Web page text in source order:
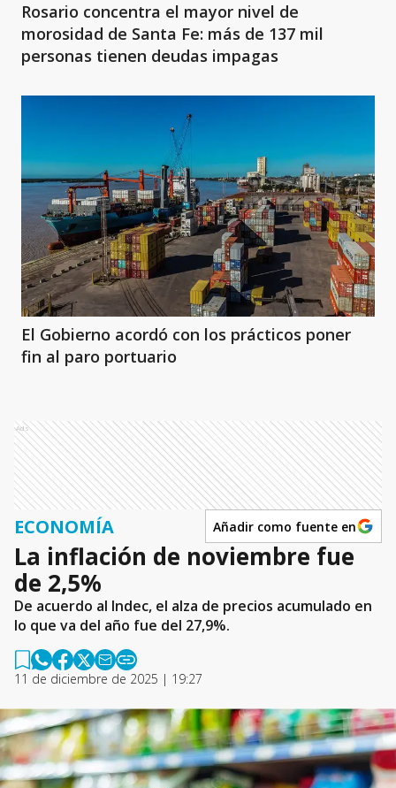
Rosario concentra el mayor nivel de
morosidad de Santa Fe: más de 137 mil
personas tienen deudas impagas
El Gobierno acordó con los prácticos poner
fin al paro portuario
Ads
ECONOMÍA Añadir como fuente en
La inflación de noviembre fue
de 2,5%
De acuerdo al Indec, el alza de precios acumulado en
lo que va del año fue del 27,9%.
11 de diciembre de 2025 | 19:27